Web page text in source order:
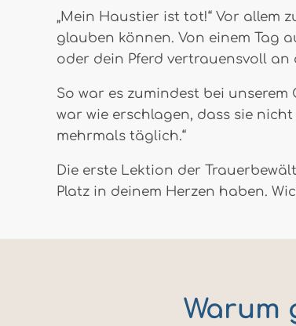
„Mein Haustier ist tot!“ Vor allem
glauben können. Von einem Tag
oder dein Pferd vertrauensvoll an
So war es zumindest bei
war wie erschlagen, dass sie
mehrmals täglich.“
Die erste Lektion der
Platz in deinem Herzen haben.
Warum